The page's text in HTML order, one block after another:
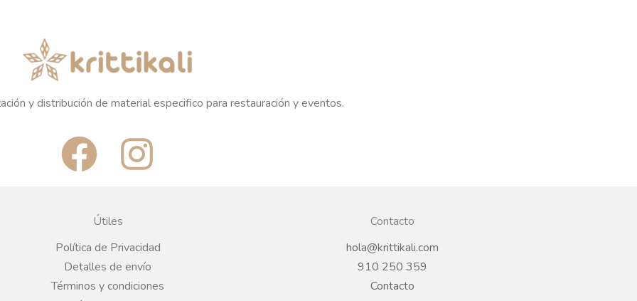
y distribución de material especifico para restauración y eventos.
F
a
c
e
b
I
n
t
a
Útiles
Política de Privacidad
Detalles de envío
Términos y condiciones
Contacto
hola@krittikali.com
910 250 359
Contacto